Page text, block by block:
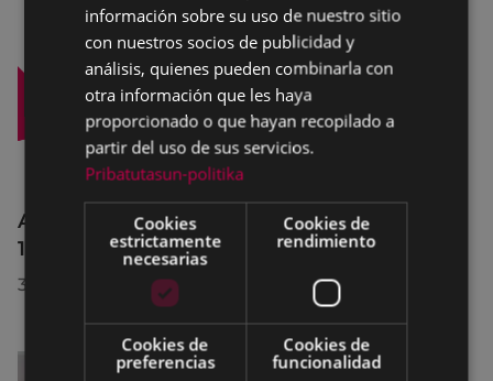
Afecciones al tráfico en la calle Egogain del
10 al 23 de agosto, por motivo de obras
30/07/2026
información sobre su uso de nuestro sitio
con nuestros socios de publicidad y
análisis, quienes pueden combinarla con
otra información que les haya
proporcionado o que hayan recopilado a
partir del uso de sus servicios.
Pribatutasun-politika
Cookies
estrictamente
necesarias
Cookies de
rendimiento
Cookies de
preferencias
Cookies de
funcionalidad